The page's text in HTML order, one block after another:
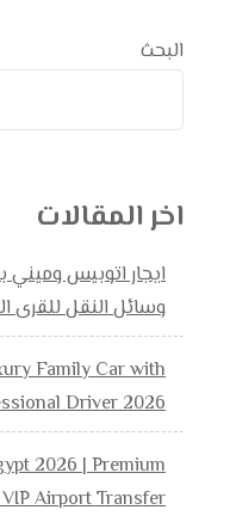
البحث
اخر المقالات
ايجار اتوبيس
وسائل النقل للقرى
Family Car with
Driver 2026
2026 | Premium
Airport Transfer